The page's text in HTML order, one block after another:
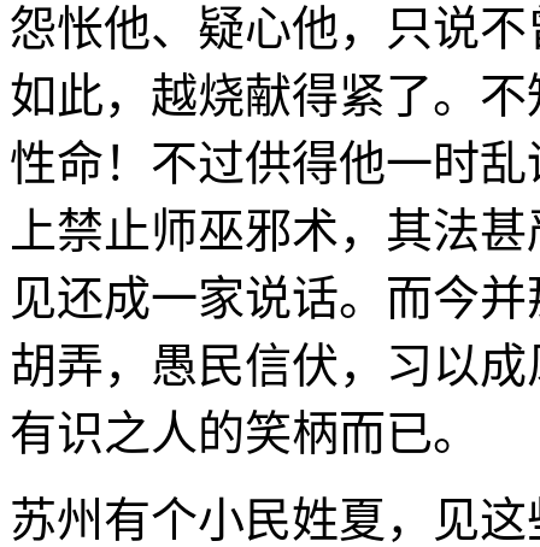
怨怅他、疑心他，只说
如此，越烧献得紧了。
性命！不过供得他一时
上禁止师巫邪术，其法
见还成一家说话。而今
胡弄，愚民信伏，习以
有识之人的笑柄而已。
苏州有个小民姓夏，见